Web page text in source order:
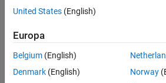
Büro- und Verwaltungsdienste
offenen
Stellen,
Ihren
Suchkriterien
entsprechen.
United States (English)
Europa
Belgium (English)
Denmark (English)
Norway